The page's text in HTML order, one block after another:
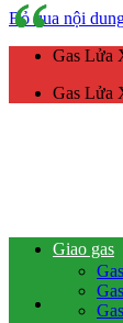
Bỏ qua nội
Gas Lửa
Gas Lửa
Giao gas